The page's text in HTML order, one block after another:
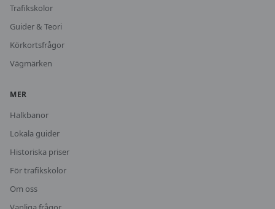
Trafikskolor
Guider & Teori
Körkortsfrågor
Vägmärken
MER
Halkbanor
Lokala guider
Historiska priser
För trafikskolor
Om oss